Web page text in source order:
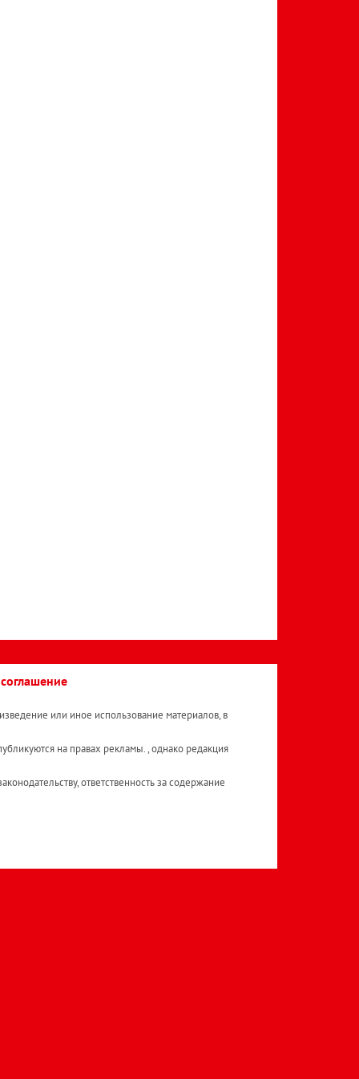
или иное использование материалов, в
на правах рекламы. , однако редакция
ответственность за содержание